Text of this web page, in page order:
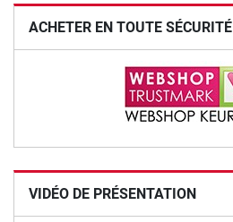
ACHETER EN TOUTE SÉCURITÉ
VIDÉO DE PRÉSENTATION